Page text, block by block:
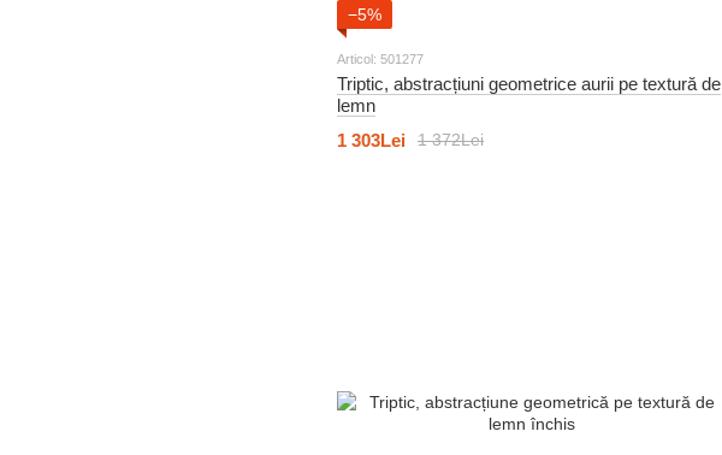
−5%
Articol: 501277
Triptic, abstracțiuni geometrice aurii pe textură de
lemn
1 372Lei
1 303Lei